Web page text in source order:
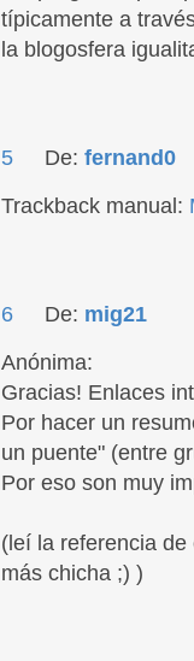
típicamente a
la blogosfera
5 De: fernand0
Trackback manual:
6 De: mig21
Anónima:
Gracias! Enlaces
Por hacer un
un puente" (entre
Por eso son muy
(leí la referencia
más chicha ;) )